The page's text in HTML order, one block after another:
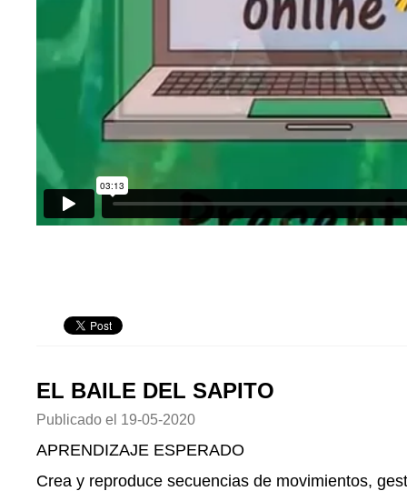
EL BAILE DEL SAPITO
Publicado el 19-05-2020
APRENDIZAJE ESPERADO
Crea y reproduce secuencias de movimientos,